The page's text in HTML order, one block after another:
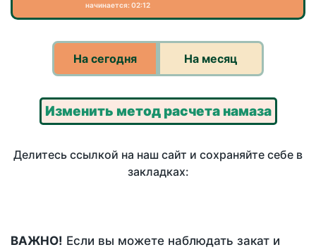
начинается: 02:12
На сегодня На месяц
Изменить метод расчета намаза
Делитесь ссылкой на наш сайт и сохраняйте себе в
закладках:
ВАЖНО! Если вы можете наблюдать закат и